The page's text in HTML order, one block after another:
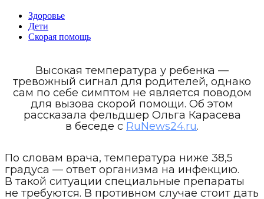
Здоровье
Дети
Скорая помощь
Высокая температура у ребенка —
тревожный сигнал для родителей, однако
сам по себе симптом не является поводом
для вызова скорой помощи. Об этом
рассказала фельдшер Ольга Карасева
в беседе с RuNews24.ru.
По словам врача, температура ниже 38,5
градуса — ответ организма на инфекцию.
В такой ситуации специальные препараты
не требуются. В противном случае стоит дать